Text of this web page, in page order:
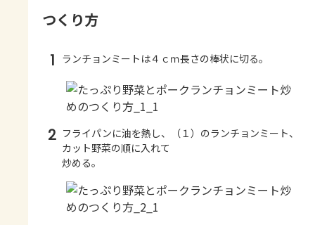
つくり方
1 ランチョンミートは４ｃｍ長さの棒状に切る。
2 フライパンに油を熱し、（１）のランチョンミート、
カット野菜の順に入れて
炒める。